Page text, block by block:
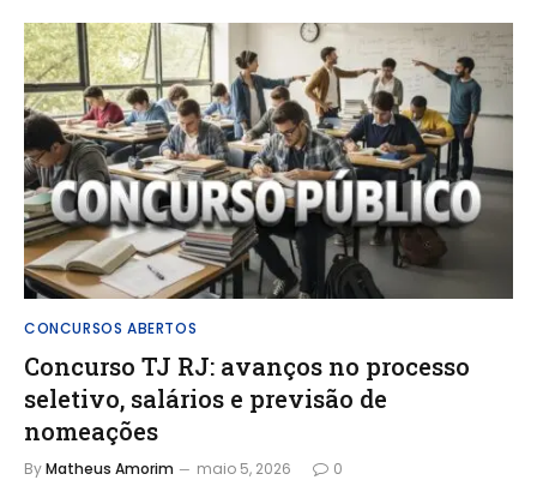
CONCURSOS ABERTOS
Concurso TJ RJ: avanços no processo
seletivo, salários e previsão de
nomeações
ByMatheus Amorim maio 5, 2026 0